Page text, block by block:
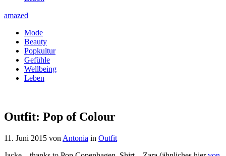
amazed
Mode
Beauty
Popkultur
Gefühle
Wellbeing
Leben
Outfit: Pop of Colour
11. Juni 2015 von Antonia in Outfit